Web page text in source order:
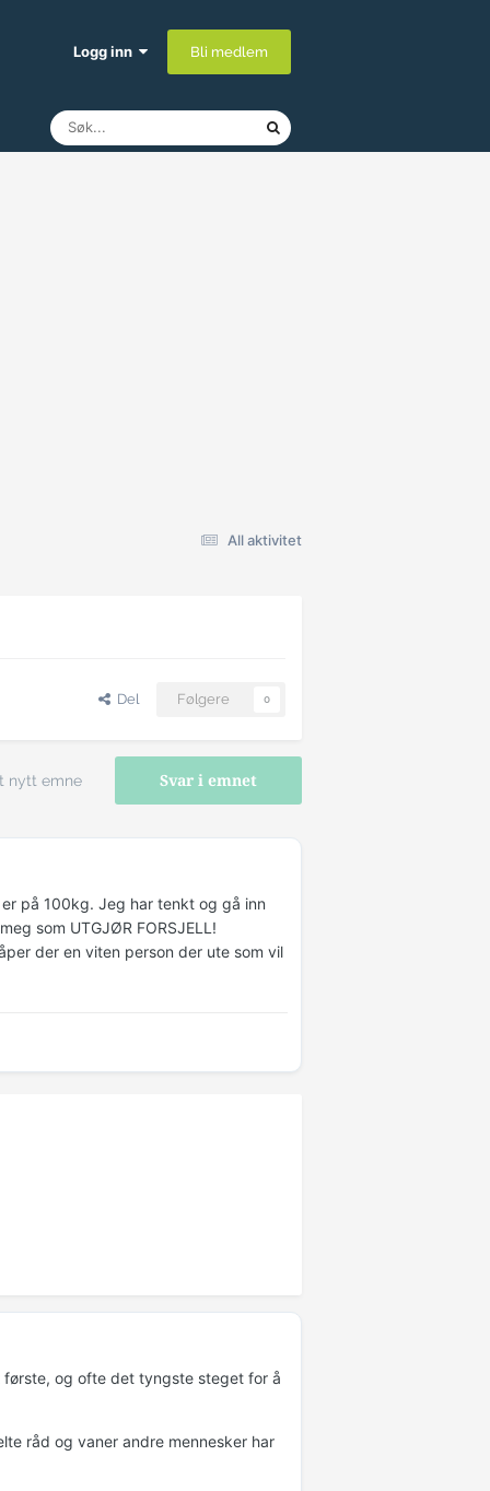
Logg inn Bli medlem
All aktivitet
Del Følgere 0
Svar i emnet
nytt emne
på 100kg. Jeg har tenkt og gå inn
som UTGJØR FORSJELL!
der en viten person der ute som vil
og ofte det tyngste steget for å
råd og vaner andre mennesker har